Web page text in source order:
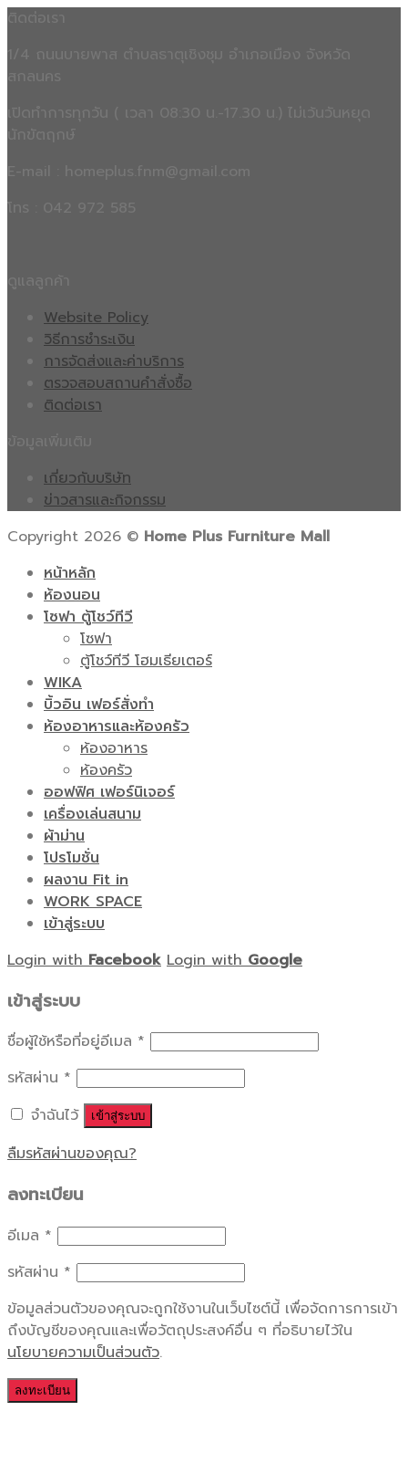
1/4 ถนนบายพาส ตำบลธาตุเชิงชุม อำเภอเมือง จังหวัด
เปิดทำการทุกวัน ( เวลา 08:30 น.-17.30 น.) ไม่เว้นวันหยุด
E-mail : homeplus.fnm@gmail.com
โทร : 042 972 585
Website Policy
วิธีการชำระเงิน
การจัดส่งและค่าบริการ
ตรวจสอบสถานคำสั่งซื้อ
ติดต่อเรา
เกี่ยวกับบริษัท
ข่าวสารและกิจกรรม
Copyright 2026 © Home Plus Furniture Mall
หน้าหลัก
ห้องนอน
โซฟา ตู้โชว์ทีวี
โซฟา
ตู้โชว์ทีวี โฮมเธียเตอร์
WIKA
บิ้วอิน เฟอร์สั่งทำ
ห้องอาหารและห้องครัว
ห้องอาหาร
ห้องครัว
ออฟฟิศ เฟอร์นิเจอร์
เครื่องเล่นสนาม
ผ้าม่าน
โปรโมชั่น
ผลงาน Fit in
WORK SPACE
เข้าสู่ระบบ
Login withFacebook Login withGoogle
เข้าสู่ระบบ
ชื่อผู้ใช้หรือที่อยู่อีเมล *
รหัสผ่าน *
จำฉันไว้
เข้าสู่ระบบ
ลืมรหัสผ่านของคุณ?
ลงทะเบียน
อีเมล *
รหัสผ่าน *
ข้อมูลส่วนตัวของคุณจะถูกใช้งานในเว็บไซต์นี้ เพื่อจัดการการเข้า
ถึงบัญชีของคุณและเพื่อวัตถุประสงค์อื่น ๆ ที่อธิบายไว้ใน
นโยบายความเป็นส่วนตัว.
ลงทะเบียน